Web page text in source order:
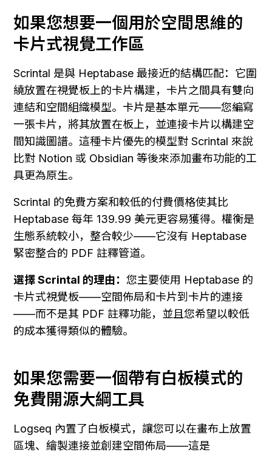
如果您想要一個用於空間思維的
卡片式視覺工作區
Scrintal 是與 Heptabase 最接近的結構匹配：它圍
繞放置在視覺板上的卡片構建，卡片之間具有雙向
連結和空間組織模型。卡片是基本單元——您編寫
一張卡片，將其放置在板上，並連接卡片以構建空
間知識圖譜。這種卡片優先的模型對 Scrintal 來說
比對 Notion 或 Obsidian 等後來添加畫布功能的工
具更為原生。
Scrintal 的免費方案和較低的付費價格使其比
Heptabase 每年 139.99 美元更容易獲得。權衡是
生態系統較小，整合較少——它沒有 Heptabase
緊密整合的 PDF 註釋管道。
選擇 Scrintal 的理由： 您主要使用 Heptabase 的
卡片式視覺板——空間佈局和卡片到卡片的連接
——而不是其 PDF 註釋功能，並且您希望以較低
的成本獲得類似的體驗。
如果您需要一個帶有白板模式的
免費開源大綱工具
Logseq 內置了白板模式，讓您可以在畫布上放置
區塊、繪製連接並創建空間佈局——這是